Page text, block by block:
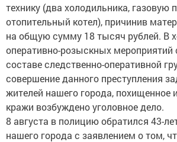
технику (два холодильника, газовую
отопительный котел), причинив
на общую сумму 18 тысяч рублей. В
оперативно-розыскных мероприятий
составе следственно-оперативной
совершение данного преступления
жителей нашего города, похищенное
кражи возбуждено уголовное дело.
8 августа в полицию обратился 43-
нашего города с заявлением о том,